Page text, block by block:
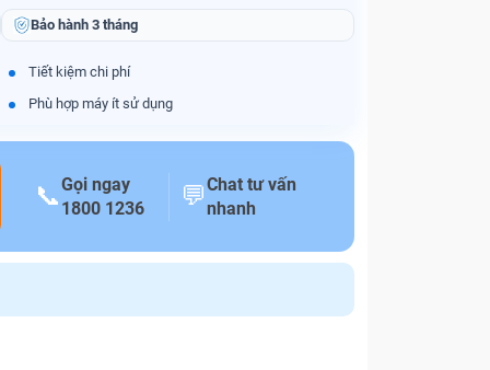
Bảo hành 3 tháng
Tiết kiệm chi phí
Phù hợp máy ít sử dụng
📞Gọi ngay
1800 1236
💬Chat tư vấn
nhanh